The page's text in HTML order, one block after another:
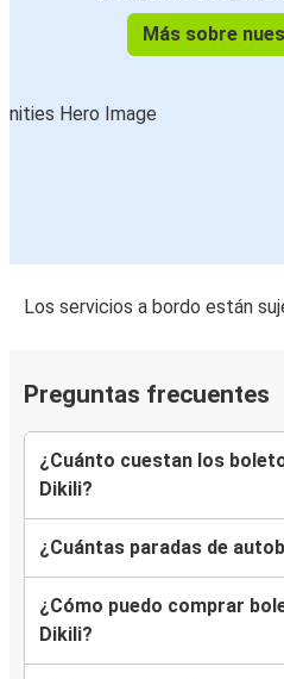
Más sobre
Los servicios a bordo están
Preguntas frecuentes
¿Cuánto cuestan los
Dikili?
¿Cuántas paradas de
¿Cómo puedo comprar
Dikili?